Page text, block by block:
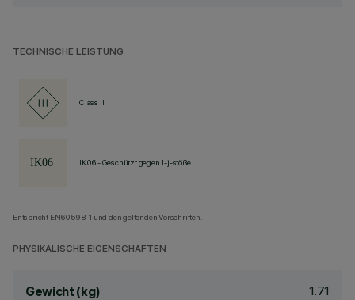
TECHNISCHE LEISTUNG
Class III
IK06 - Geschützt gegen 1-j-stöße
Entspricht EN60598-1 und den geltenden Vorschriften.
PHYSIKALISCHE EIGENSCHAFTEN
Gewicht (kg) 1.71